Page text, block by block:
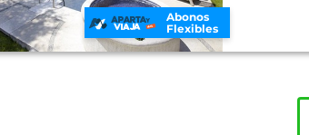
Abonos
Flexibles